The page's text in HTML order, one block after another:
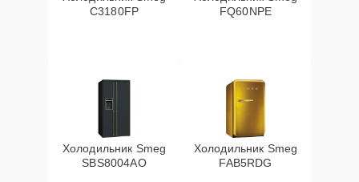
C3180FP
FQ60NPE
Холодильник Smeg
SBS8004AO
Холодильник Smeg
FAB5RDG